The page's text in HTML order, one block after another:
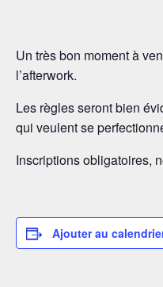
Un très bon moment à
l’afterwork.
Les règles seront bien
qui veulent se
Inscriptions obligatoires,
Ajouter au